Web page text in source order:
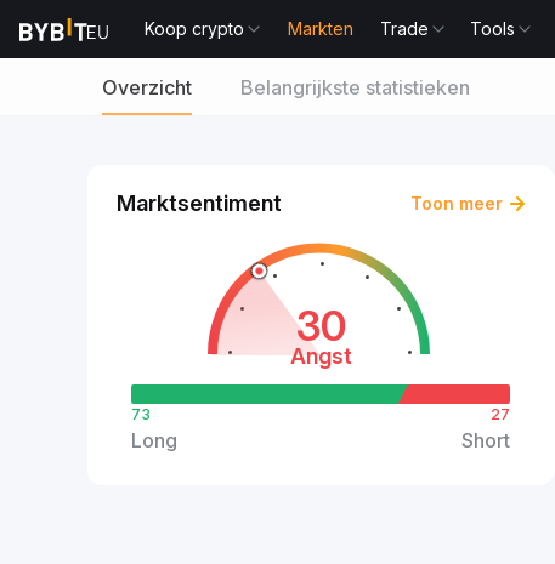
Koop crypto Markten Trade Tools
Overzicht Belangrijkste statistieken
Marktsentiment Toon meer
30
Angst
73
Long
27
Short